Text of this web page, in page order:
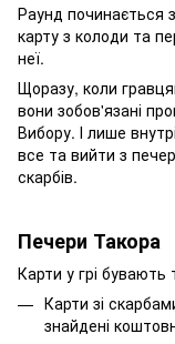
Раунд починається
карту з колоди та
неї.
Щоразу, коли
вони зобов'язані
Вибору. І лише
все та вийти з
скарбів.
Печери Такора
Карти у грі бувають
Карти зі
знайдені